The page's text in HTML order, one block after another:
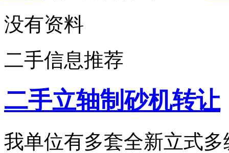
没有资料
二手信息推荐
二手立轴制砂机转让
我单位有多套全新立式